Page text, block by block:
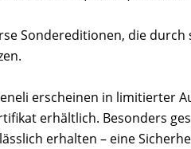
Sondereditionen, die durch
erscheinen in limitierter
erhältlich. Besonders
erhalten – eine